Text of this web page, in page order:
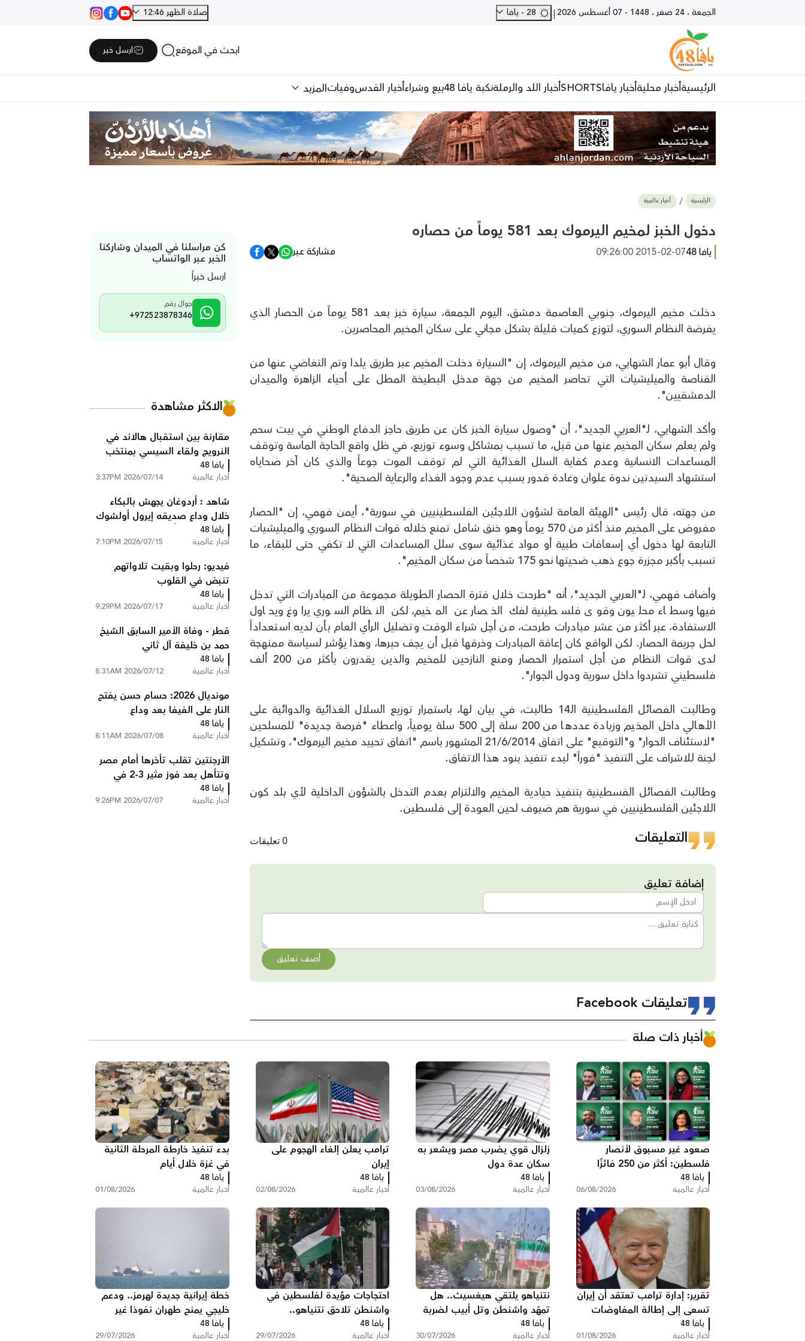
الجمعة ، 24 صفر ، 1448 - 07 أغسطس 2026 | صلاة الظهر 12:46
ابحث في الموقع ارسل خبر
الرئيسيةأخبار محليةأخبار يافاSHORTSأخبار اللد والرملةنكبة يافا 48 بيع وشراءأخبار القدسوفياتالمزيد
الرئيسية أخبار عالمية
دخول الخبز لمخيم اليرموك بعد 581 يوماً من حصاره
يافا 48 2015-02-07 09:26:00 مشاركة عبر
دخلت مخيم اليرموك، جنوبي العاصمة دمشق، اليوم الجمعة، سيارة خبز بعد 581 يوماً من الحصار الذي
يفرضة النظام السوري، لتوزع كميات قليلة بشكل مجاني على سكان المخيم المحاصرين.
وقال أبو عمار الشهابي، من مخيم اليرموك، إن "السيارة دخلت المخيم عبر طريق يلدا وتم التغاضي عنها من
القناصة والميليشيات التي تحاصر المخيم من جهة مدخل البطيخة المطل على أحياء الزاهرة والميدان
الدمشقيين".
وأكد الشهابي، لـ"العربي الجديد"، أن "وصول سيارة الخبز كان عن طريق حاجز الدفاع الوطني في بيت سحم
ولم يعلم سكان المخيم عنها من قبل، ما تسبب بمشاكل وسوء توزيع، في ظل واقع الحاجة الماسة وتوقف
المساعدات الانسانية وعدم كفاية السلل الغذائية التي لم توقف الموت جوعاً والذي كان آخر ضحاياه
استشهاد السيدتين ندوة علوان وغادة قدور بسبب عدم وجود الغذاء والرعاية الصحية".
من جهته، قال رئيس "الهيئة العامة لشؤون اللاجئين الفلسطينيين في سورية"، أيمن فهمي، إن "الحصار
مفروض على المخيم منذ أكثر من 570 يوماً وهو خنق شامل تمنع خلاله قوات النظام السوري والميليشيات
التابعة لها دخول أي إسعافات طبية أو مواد غذائية سوى سلل المساعدات التي لا تكفي حتى للبقاء، ما
تسبب بأكبر مجزرة جوع ذهب ضحيتها نحو 175 شخصاً من سكان المخيم".
وأضاف فهمي، لـ"العربي الجديد"، أنه "طرحت خلال فترة الحصار الطويلة مجموعة من المبادرات التي تدخل
فيها وسطاء محليون وقوى فلسطينية لفك الخصار عن المخيم، لكن النظام السوري يراوغ ويحاول
الاستفادة، عبر أكثر من عشر مبادرات طرحت، من أجل شراء الوقت وتضليل الرأي العام بأن لديه استعداداً
لحل جريمة الحصار. لكن الواقع كان إعاقة المبادرات وخرقها قبل أن يجف حبرها، وهذا يؤشر لسياسة ممنهجة
لدى قوات النظام من أجل استمرار الحصار ومنع النازحين للمخيم والذين يقدرون بأكثر من 200 ألف
فلسطيني تشردوا داخل سورية ودول الجوار".
وطالبت الفصائل الفلسطينية الـ14 طالبت، في بيان لها، باستمرار توزيع السلال الغذائية والدوائية على
الأهالي داخل المخيم وزيادة عددها من 200 سلة إلى 500 سلة يومياً، واعطاء "فرصة جديدة" للمسلحين
"لاستئناف الحوار" و"التوقيع" على اتفاق 21/6/2014 المشهور باسم "اتفاق تحييد مخيم اليرموك"، وتشكيل
لجنة للاشراف على التنفيذ "فوراً" لبدء تنفيذ بنود هذا الاتفاق.
وطالبت الفصائل الفسطينية بتنفيذ حيادية المخيم والالتزام بعدم التدخل بالشؤون الداخلية لأي بلد كون
اللاجئين الفلسطينيين في سورية هم ضيوف لحين العودة إلى فلسطين.
التعليقات 0 تعليقات
إضافة تعليق
أضف تعليق
تعليقات Facebook
كن مراسلنا في الميدان وشاركنا
الخبر عبر الواتساب
ارسل خبراً
جوال رقم
+972523878346
الاكثر مشاهدة
مقارنة بين استقبال هالاند في
النرويج ولقاء السيسي بمنتخب
مصر
يافا 48
أخبار عالمية 2026/07/14 3:37PM
شاهد : أردوغان يجهش بالبكاء
خلال وداع صديقه إيرول أولشوك
ونجله اللذين قُتلا في محاولة
الانقلاب عام 2016
يافا 48
أخبار عالمية 2026/07/15 7:10PM
فيديو: رحلوا وبقيت تلاواتهم
تنبض في القلوب
يافا 48
أخبار عالمية 2026/07/17 9:29PM
قطر - وفاة الأمير السابق الشيخ
حمد بن خليفة آل ثاني
يافا 48
أخبار عالمية 2026/07/12 8:31AM
مونديال 2026: حسام حسن يفتح
النار على الفيفا بعد وداع
المونديال: تعرضنا للظلم بفعل
فاعل
يافا 48
أخبار عالمية 2026/07/08 8:11AM
الأرجنتين تقلب تأخرها أمام مصر
وتتأهل بعد فوز مثير 3-2 في
مونديال 2026
يافا 48
أخبار عالمية 2026/07/07 9:26PM
أخبار ذات صلة
صعود غير مسبوق لأنصار
فلسطين: أكثر من 250 فائزًا
بينهم 35 في الكونغرس
يافا 48
أخبار عالمية 06/08/2026
زلزال قوي يضرب مصر ويشعر به
سكان عدة دول
يافا 48
أخبار عالمية 03/08/2026
ترامب يعلن إلغاء الهجوم على
إيران
يافا 48
أخبار عالمية 02/08/2026
بدء تنفيذ خارطة المرحلة الثانية
في غزة خلال أيام
يافا 48
أخبار عالمية 01/08/2026
تقرير: إدارة ترامب تعتقد أن إيران
تسعى إلى إطالة المفاوضات
ودول خليجية تدعو إلى تصعيد
يافا 48
أخبار عالمية 01/08/2026
نتنياهو يلتقي هيغسيث.. هل
تمهّد واشنطن وتل أبيب لضربة
جديدة ضد إيران؟
يافا 48
أخبار عالمية 30/07/2026
احتجاجات مؤيدة لفلسطين في
واشنطن تلاحق نتنياهو..
هتافات وصفارات إنذار أمام مقر
يافا 48
أخبار عالمية 29/07/2026
خطة إيرانية جديدة لهرمز.. ودعم
خليجي يمنح طهران نفوذا غير
مسبوق
يافا 48
أخبار عالمية 29/07/2026